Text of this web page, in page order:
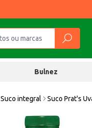
Bulnez
Suco integral Suco Prat's